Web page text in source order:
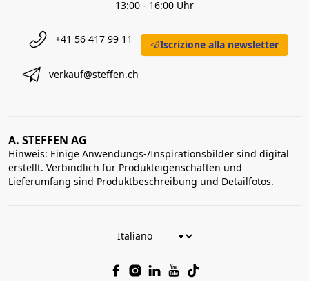
13:00 - 16:00 Uhr
+41 56 417 99 11
verkauf@steffen.ch
Iscrizione alla newsletter
A. STEFFEN AG
Hinweis: Einige Anwendungs-/Inspirationsbilder sind digital
erstellt. Verbindlich für Produkteigenschaften und
Lieferumfang sind Produktbeschreibung und Detailfotos.